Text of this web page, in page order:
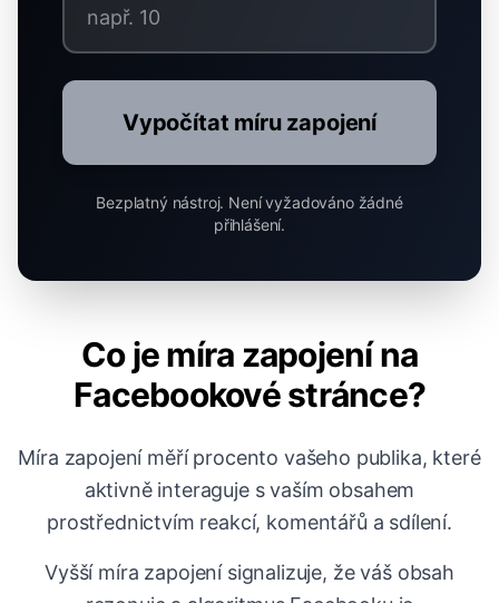
Vypočítat míru zapojení
Bezplatný nástroj. Není vyžadováno žádné
přihlášení.
Co je míra zapojení na
Facebookové stránce?
Míra zapojení měří procento vašeho publika, které
aktivně interaguje s vaším obsahem
prostřednictvím reakcí, komentářů a sdílení.
Vyšší míra zapojení signalizuje, že váš obsah